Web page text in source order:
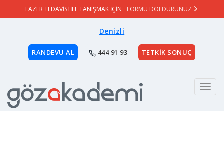
LAZER TEDAVİSİ İLE TANIŞMAK İÇİN FORMU DOLDURUNUZ
Denizli
RANDEVU AL 444 91 93 TETKİK SONUÇ
Menu